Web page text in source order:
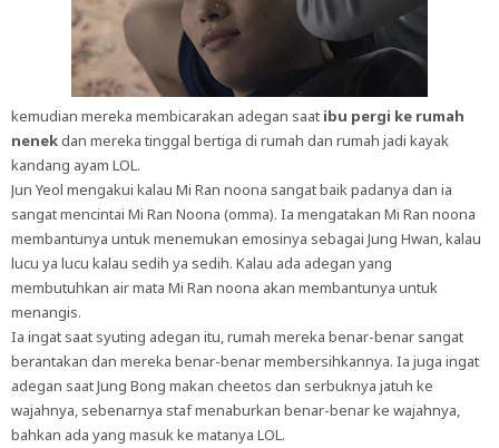
kemudian mereka membicarakan adegan saat ibu pergi ke rumah
nenekdan mereka tinggal bertiga di rumah dan rumah jadi kayak
kandang ayam LOL.
Jun Yeol mengakui kalau Mi Ran noona sangat baik padanya dan ia
sangat mencintai Mi Ran Noona (omma). Ia mengatakan Mi Ran noona
membantunya untuk menemukan emosinya sebagai Jung Hwan, kalau
lucu ya lucu kalau sedih ya sedih. Kalau ada adegan yang
membutuhkan air mata Mi Ran noona akan membantunya untuk
menangis.
Ia ingat saat syuting adegan itu, rumah mereka benar-benar sangat
berantakan dan mereka benar-benar membersihkannya. Ia juga ingat
adegan saat Jung Bong makan cheetos dan serbuknya jatuh ke
wajahnya, sebenarnya staf menaburkan benar-benar ke wajahnya,
bahkan ada yang masuk ke matanya LOL.